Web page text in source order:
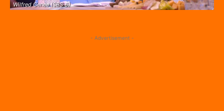
Wilfred Genee (SBS 6)
- Advertisement -